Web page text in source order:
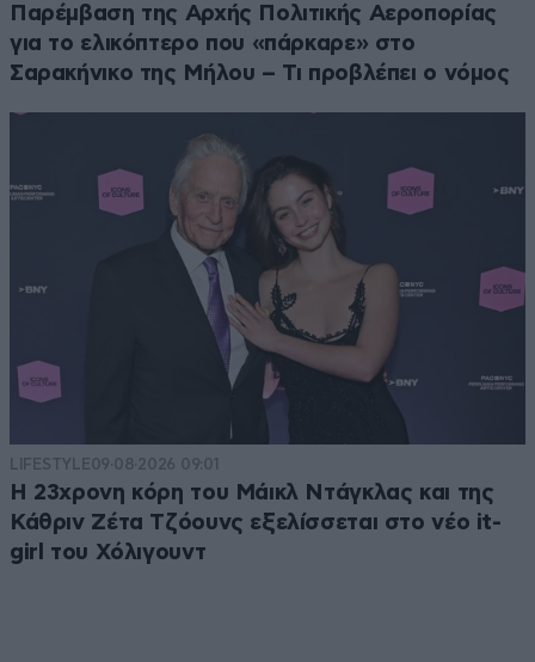
Παρέμβαση της Αρχής Πολιτικής Αεροπορίας
για το ελικόπτερο που «πάρκαρε» στο
Σαρακήνικο της Μήλου – Τι προβλέπει ο νόμος
LIFESTYLE09·08·2026 09:01
Η 23χρονη κόρη τoυ Μάικλ Ντάγκλας και της
Κάθριν Ζέτα Τζόουνς εξελίσσεται στο νέο it-
girl του Χόλιγουντ